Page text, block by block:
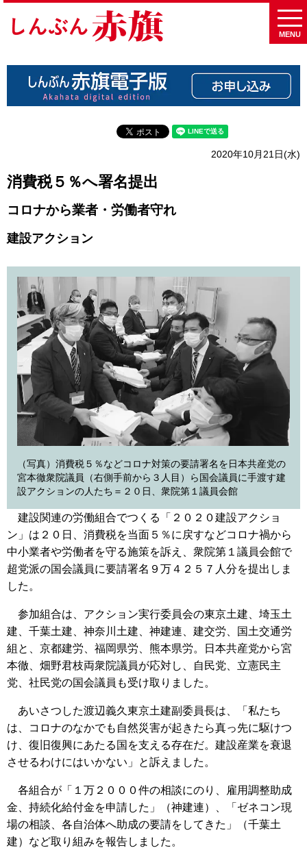
MENU
2020年10月21日(水)
消費税５％へ署名提出
コロナから業者・労働者守れ
建設アクション
（写真）消費税５％などコロナ対策の要請署名を日本共産党の
宮本徹衆院議員（右側手前から３人目）ら国会議員に手渡す建
設アクションの人たち＝２０日、衆院第１議員会館
建設関連の労働組合でつくる「２０２０建設アクショ
ン」は２０日、消費税を当面５％に戻すなどコロナ禍から
中小業者や労働者を守る施策を訴え、衆院第１議員会館で
超党派の国会議員に要請署名９万４２５７人分を提出しま
した。
参加組合は、アクション実行委員会の東京土建、埼玉土
建、千葉土建、神奈川土建、神建連、建交労、国土交通労
組と、京都建労、福岡県労、熊本県労。日本共産党から宮
本徹、畑野君枝両衆院議員が応対し、自民党、立憲民主
党、社民党の国会議員も受け取りました。
あいさつした渡辺義久東京土建副委員長は、「私たち
は、コロナのなかでも自然災害が起きたら真っ先に駆けつ
け、復旧復興にあたる国を支える存在だ。建設産業を衰退
させるわけにはいかない」と訴えました。
各組合が「１万２０００件の相談にのり、雇用調整助成
金、持続化給付金を申請した」（神建連）、「ゼネコン現
場の相談、各自治体へ助成の要請をしてきた」（千葉土
建）など取り組みを報告しました。